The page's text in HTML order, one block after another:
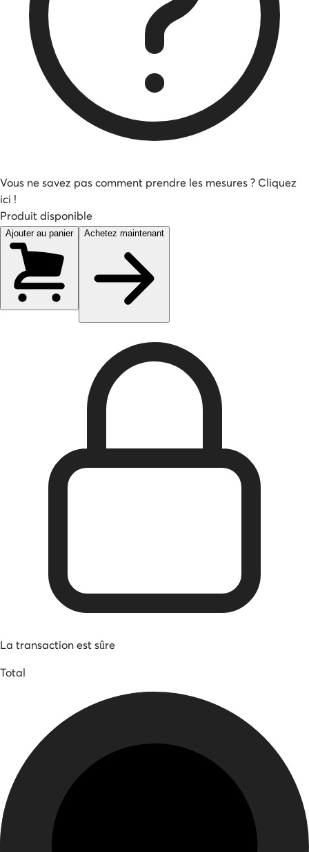
Vous ne savez pas comment prendre les mesures ? Cliquez
ici !
Produit disponible
Ajouter au panier Achetez maintenant
La transaction est sûre
Total